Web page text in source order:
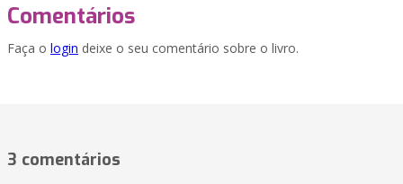
Comentários
Faça o login deixe o seu comentário sobre o livro.
3 comentários